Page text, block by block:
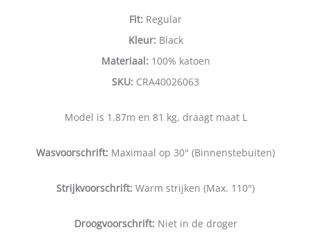
Fit: Regular
Kleur: Black
Materiaal: 100% katoen
SKU: CRA40026063
Model is 1.87m en 81 kg, draagt maat L
Wasvoorschrift: Maximaal op 30° (Binnenstebuiten)
Strijkvoorschrift: Warm strijken (Max. 110°)
Droogvoorschrift: Niet in de droger